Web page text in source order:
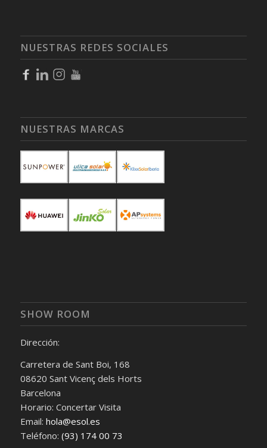
NUESTRAS REDES SOCIALES
NUESTRAS MARCAS
SHOW ROOM
Dirección:
Carretera de Sant Boi, 168
08620 Sant Vicenç dels Horts
Barcelona
Horario: Concertar Visita
Email: hola@esol.es
Teléfono: (93) 174 00 73